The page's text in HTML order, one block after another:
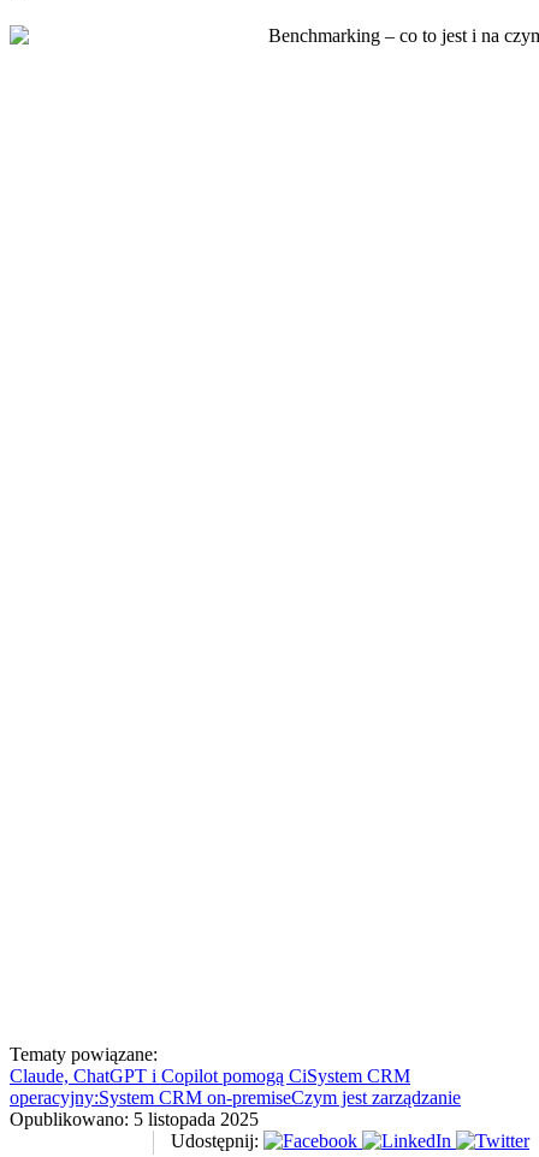
Tematy powiązane:
Claude, ChatGPT i Copilot pomogą CiSystem CRM
operacyjny:System CRM on-premiseCzym jest zarządzanie
Opublikowano: 5 listopada 2025
Udostępnij: